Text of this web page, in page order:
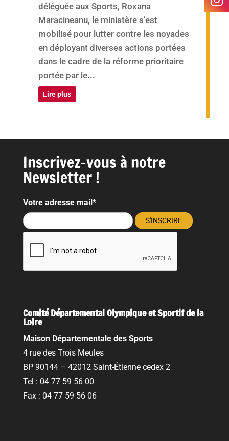
déléguée aux Sports, Roxana
Maracineanu, le ministère s’est
mobilisé pour lutter contre les noyades
en déployant diverses actions portées
dans le cadre de la réforme prioritaire
portée par le...
Lire plus
Inscrivez-vous à notre
Newsletter !
Votre adresse mail*
Comité Départemental Olympique et Sportif de la
Loire
Maison Départementale des Sports
4 rue des Trois Meules
BP 90144 – 42012 Saint-Étienne cedex 2
Tel : 04 77 59 56 00
Fax : 04 77 59 56 06